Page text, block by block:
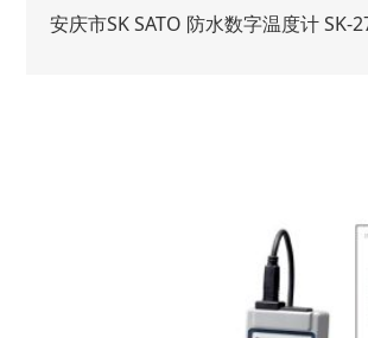
安庆市SK SATO 防水数字温度计 SK-